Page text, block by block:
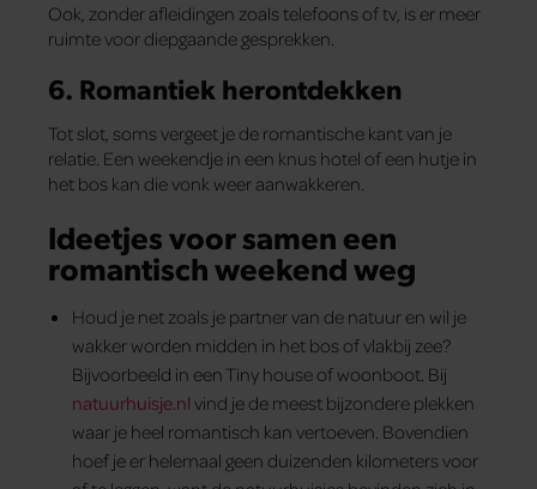
Ook, zonder afleidingen zoals telefoons of tv, is er meer
ruimte voor diepgaande gesprekken.
6. Romantiek herontdekken
Tot slot, soms vergeet je de romantische kant van je
relatie. Een weekendje in een knus hotel of een hutje in
het bos kan die vonk weer aanwakkeren.
Ideetjes voor samen een
romantisch weekend weg
Houd je net zoals je partner van de natuur en wil je
wakker worden midden in het bos of vlakbij zee?
Bijvoorbeeld in een Tiny house of woonboot. Bij
natuurhuisje.nl vind je de meest bijzondere plekken
waar je heel romantisch kan vertoeven. Bovendien
hoef je er helemaal geen duizenden kilometers voor